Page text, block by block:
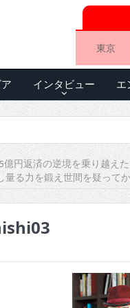
東京
インタビュー エ
円返済の逆境を乗り越え
量る力を鍛え世間を疑ってか